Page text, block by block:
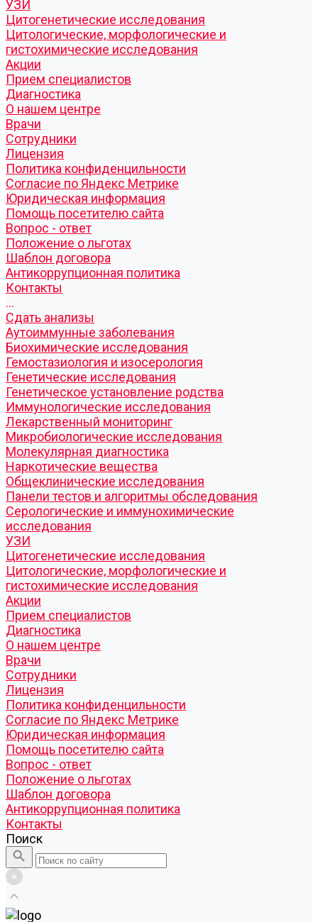
УЗИ
Цитогенетические исследования
Цитологические, морфологические и
гистохимические исследования
Акции
Прием специалистов
Диагностика
О нашем центре
Врачи
Сотрудники
Лицензия
Политика конфиденцильности
Согласие по Яндекс Метрике
Юридическая информация
Помощь посетителю сайта
Вопрос - ответ
Положение о льготах
Шаблон договора
Антикоррупционная политика
Контакты
...
Cдать анализы
Аутоиммунные заболевания
Биохимические исследования
Гемостазиология и изосерология
Генетические исследования
Генетическое установление родства
Иммунологические исследования
Лекарственный мониторинг
Микробиологические исследования
Молекулярная диагностика
Наркотические вещества
Общеклинические исследования
Панели тестов и алгоритмы обследования
Серологические и иммунохимические
исследования
УЗИ
Цитогенетические исследования
Цитологические, морфологические и
гистохимические исследования
Акции
Прием специалистов
Диагностика
О нашем центре
Врачи
Сотрудники
Лицензия
Политика конфиденцильности
Согласие по Яндекс Метрике
Юридическая информация
Помощь посетителю сайта
Вопрос - ответ
Положение о льготах
Шаблон договора
Антикоррупционная политика
Контакты
Поиск